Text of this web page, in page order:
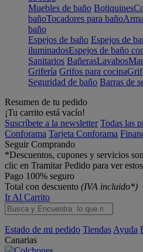
Muebles de baño Botiquines
bañoTocadores para baño
baño
Espejos de baño Espejos de
iluminadosEspejos de baño
Sanitarios BañerasLavabos
Grifería Grifos para cocina
Seguridad de baño Barras de
Resumen de tu pedido
¡Tu carrito está vacío!
Suscríbete a la newsletter Todas las
Conforama Tarjeta Conforama
Seguir Comprando
*Descuentos, cupones y servicios
clic en Tramitar Pedido para ver
Pago 100% seguro
Total con descuento (IVA incluido*)
Ir Al Carrito
Estado de mi pedido Tiendas Ayuda
Canarias